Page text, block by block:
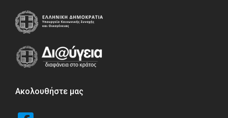
Ακολουθήστε μας